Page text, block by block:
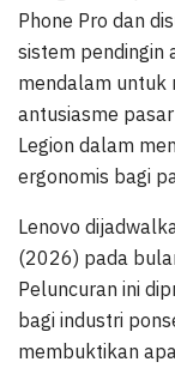
Phone Pro dan
sistem pendingin
mendalam untuk
antusiasme
Legion dalam
ergonomis bagi
Lenovo
(2026) pada
Peluncuran ini
bagi industri
membuktikan